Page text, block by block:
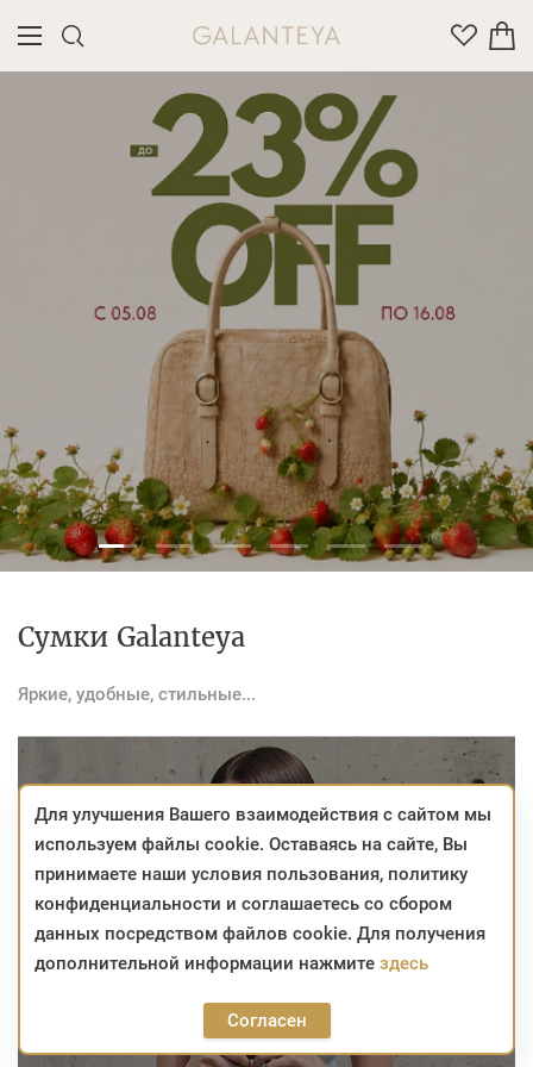
Введите название или артикул товара
Сумки Galanteya
Яркие, удобные, стильные...
Для улучшения Вашего взаимодействия с сайтом мы
используем файлы cookie. Оставаясь на сайте, Вы
принимаете наши условия пользования, политику
конфиденциальности и соглашаетесь со сбором
данных посредством файлов cookie. Для получения
дополнительной информации нажмите здесь
Согласен